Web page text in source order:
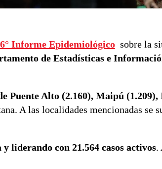
Informe Epidemiológico sobre la
de Estadísticas e
Puente Alto (2.160), Maipú (1.209),
A las localidades mencionadas se
liderando con 21.564 casos activos.